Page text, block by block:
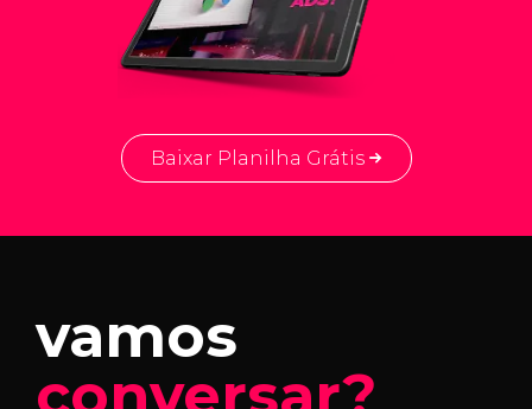
Baixar Planilha Grátis
vamos
conversar?